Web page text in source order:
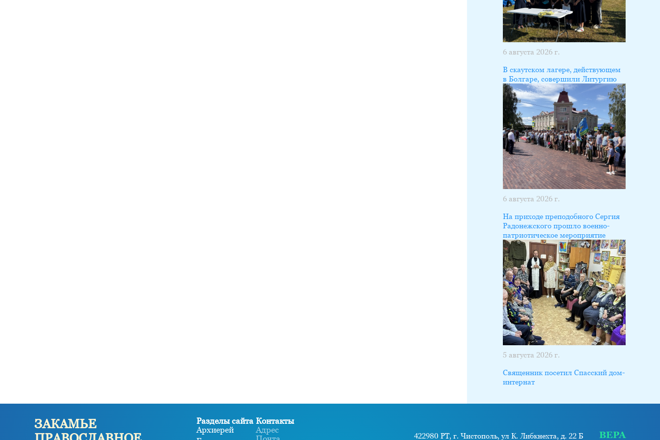
6 августа 2026 г.
В скаутском лагере, действующем
в Болгаре, совершили Литургию
6 августа 2026 г.
На приходе преподобного Сергия
Радонежского прошло военно-
патриотическое мероприятие
5 августа 2026 г.
Священник посетил Спасский дом-
интернат
ЗАКАМЬЕ
Разделы сайта
Архиерей
Контакты
Адрес
422980 РТ, г. Чистополь, ул К. Либкнехта, д. 22 Б ВЕРА